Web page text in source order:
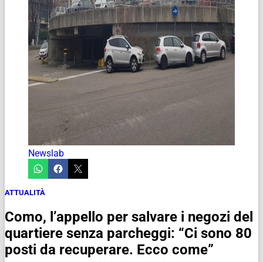
Newslab
ATTUALITÀ
Como, l’appello per salvare i negozi del
quartiere senza parcheggi: “Ci sono 80
posti da recuperare. Ecco come”